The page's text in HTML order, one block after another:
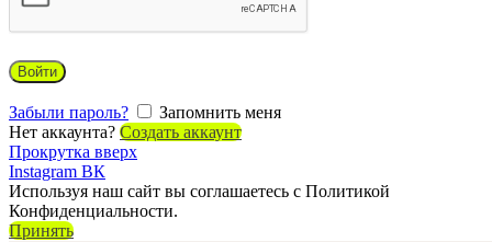
Войти
Забыли пароль?
Запомнить меня
Нет аккаунта? Создать аккаунт
Прокрутка вверх
Instagram ВК
Используя наш сайт вы соглашаетесь с Политикой
Конфиденциальности.
Принять